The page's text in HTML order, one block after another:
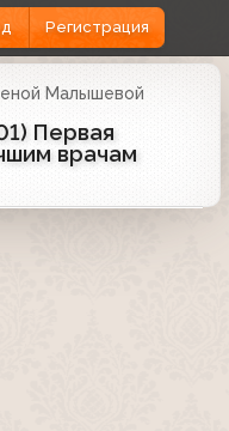
Регистрация
Малышевой
Первая
врачам